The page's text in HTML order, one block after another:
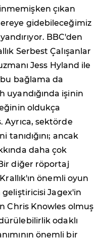
çıkan
gidebileceğimiz
BBC'den
Serbest Çalışanlar
Jess Hyland ile
bağlama da
uyandığında işinin
oldukça
sektörde
tanıdığını; ancak
daha çok
diğer röportaj
önemli oyun
Jagex'in
Chris Knowles olmuş
odaklı
önemli bir